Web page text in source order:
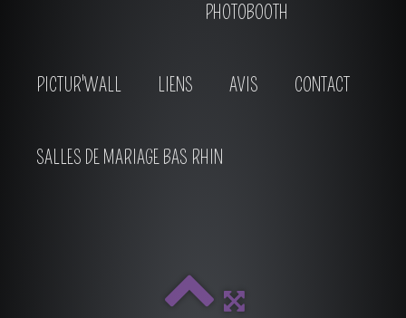
PHOTOBOOTH
PICTUR'WALL LIENS AVIS CONTACT
SALLES DE MARIAGE BAS RHIN